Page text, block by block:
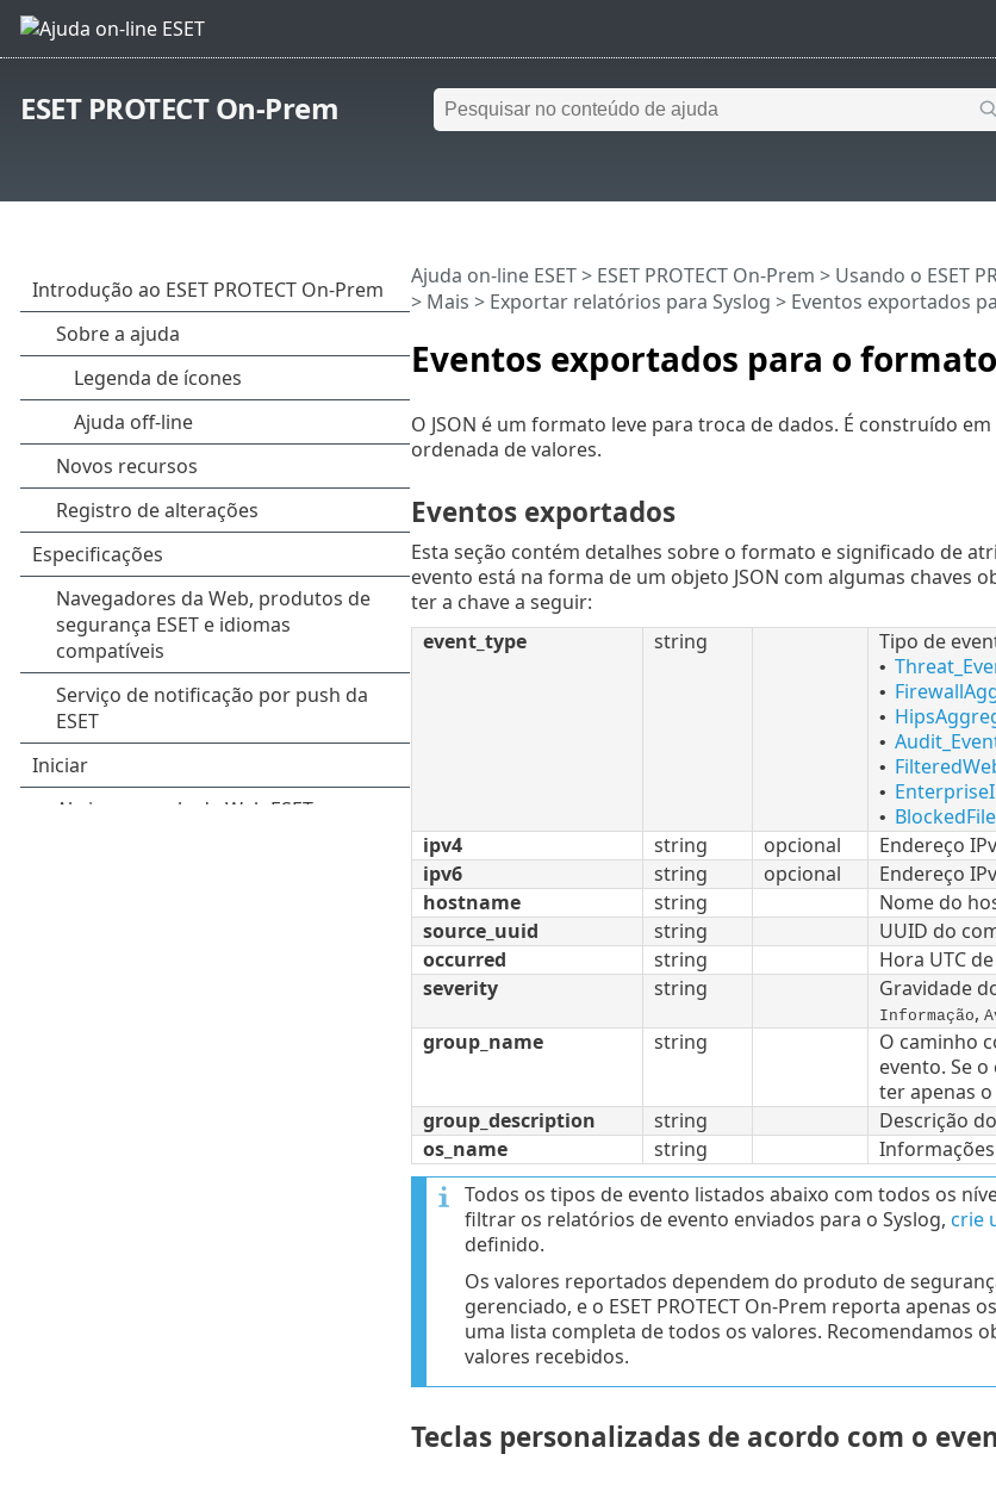
ESET PROTECT On-Prem
Eventos exportados para o formato
Ajuda on-line ESET> ESET PROTECT On-Prem > Usando o ESET
> Mais > Exportar relatórios para Syslog > Eventos exportados
O JSON é um formato leve para troca de dados. É construído
ordenada de valores.
Eventos exportados
Esta seção contém detalhes sobre o formato e significado de
evento está na forma de um objeto JSON com algumas chaves
ter a chave a seguir:
event_type
string Tipo de
•
•
•
•
•
•
•
ipv4
string opcional
Endereço
ipv6
string opcional
Endereço
hostname
string
Nome do
source_uuid
string
UUID do
occurred
string
Hora UTC
severity
string Gravidade
Informação,
group_name string
O caminho
evento. Se
ter apenas
group_description
string
Descrição
os_name
string
Todos os tipos de evento listados abaixo com todos os
filtrar os relatórios de evento enviados para o Syslog, crie
definido.
Os valores reportados dependem do produto de
gerenciado, e o ESET PROTECT On-Prem reporta
uma lista completa de todos os valores. Recomendamos
valores recebidos.
Teclas personalizadas de acordo com o